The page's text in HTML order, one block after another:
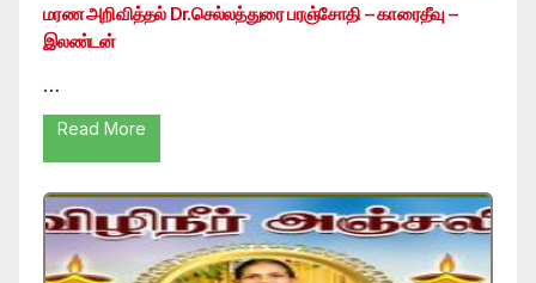
மரண அறிவித்தல் Dr.செல்லத்துரை பரஞ்சோதி – காரைதீவு –
இலண்டன்
…
Read More